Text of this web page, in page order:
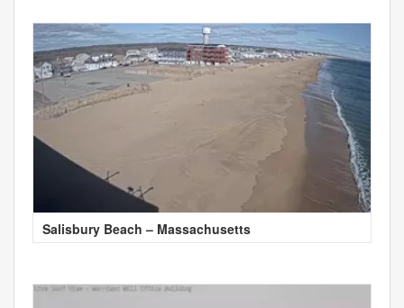
Salisbury Beach – Massachusetts